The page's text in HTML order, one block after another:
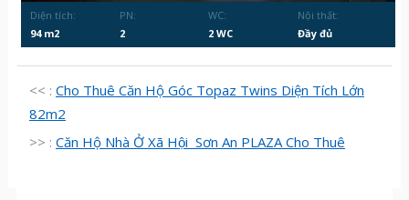
Diện tích:
94 m2
PN:
2
WC:
2 WC
Nội thất:
Đầy đủ
<< : Cho Thuê Căn Hộ Góc Topaz Twins Diện Tích Lớn
82m2
>> : Căn Hộ Nhà Ở Xã Hội Sơn An PLAZA Cho Thuê